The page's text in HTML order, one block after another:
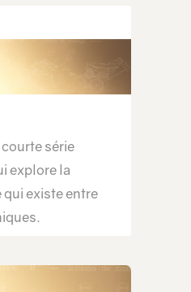
série
explore la
existe entre